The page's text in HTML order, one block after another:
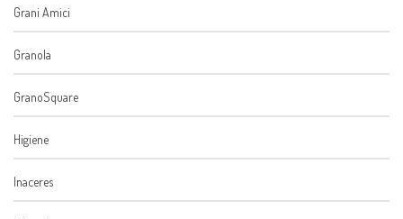
Grani Amici
Granola
GranoSquare
Higiene
Inaceres